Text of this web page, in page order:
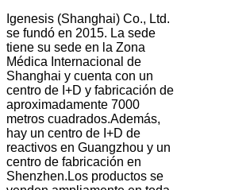
Igenesis (Shanghai) Co., Ltd.
se fundó en 2015. La sede
tiene su sede en la Zona
Médica Internacional de
Shanghai y cuenta con un
centro de I+D y fabricación de
aproximadamente 7000
metros cuadrados.Además,
hay un centro de I+D de
reactivos en Guangzhou y un
centro de fabricación en
Shenzhen.Los productos se